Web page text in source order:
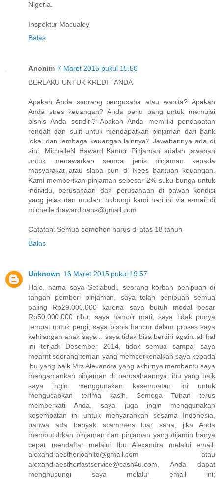
Nigeria.
Inspektur Macualey
Balas
Anonim 7 Maret 2015 pukul 15.50
BERLAKU UNTUK KREDIT ANDA
Apakah Anda seorang pengusaha atau wanita? Apakah
Anda stres keuangan? Anda perlu uang untuk memulai
bisnis Anda sendiri? Apakah Anda memiliki pendapatan
rendah dan sulit untuk mendapatkan pinjaman dari bank
lokal dan lembaga keuangan lainnya? Jawabannya ada di
sini, MichelleN Haward Kantor Pinjaman adalah jawaban
untuk menawarkan semua jenis pinjaman kepada
masyarakat atau siapa pun di Nees bantuan keuangan.
Kami memberikan pinjaman sebesar 2% suku bunga untuk
individu, perusahaan dan perusahaan di bawah kondisi
yang jelas dan mudah. hubungi kami hari ini via e-mail di
michellenhawardloans@gmail.com
Catatan: Semua pemohon harus di atas 18 tahun
Balas
Unknown 16 Maret 2015 pukul 19.57
Halo, nama saya Setiabudi, seorang korban penipuan di
tangan pemberi pinjaman, saya telah penipuan semua
paling Rp29,000,000 karena saya butuh modal besar
Rp50.000.000 ribu, saya hampir mati, saya tidak punya
tempat untuk pergi, saya bisnis hancur dalam proses saya
kehilangan anak saya .. saya tidak bisa berdiri again..all hal
ini terjadi Desember 2014, tidak semua sampai saya
mearnt seorang teman yang memperkenalkan saya kepada
ibu yang baik Mrs Alexandra yang akhirnya membantu saya
mengamankan pinjaman di perusahaannya, ibu yang baik
saya ingin menggunakan kesempatan ini untuk
mengucapkan terima kasih, Semoga Tuhan terus
memberkati Anda, saya juga ingin menggunakan
kesempatan ini untuk menyarankan sesama Indonesia,
bahwa ada banyak scammers luar sana, jika Anda
membutuhkan pinjaman dan pinjaman yang dijamin hanya
cepat mendaftar melalui Ibu Alexandra melalui email:
alexandraestherloanltd@gmail.com atau
alexandraestherfastservice@cash4u.com, Anda dapat
menghubungi saya melalui email ini;